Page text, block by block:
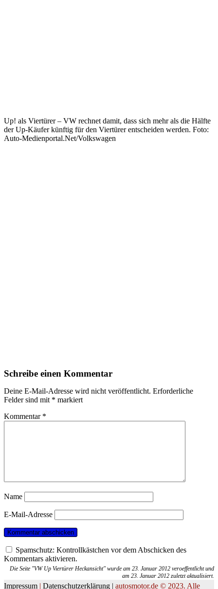
Up! als Viertürer – VW rechnet damit, dass sich mehr als die Hälfte
der Up-Käufer künftig für den Viertürer entscheiden werden. Foto:
Auto-Medienportal.Net/Volkswagen
Schreibe einen Kommentar
Deine E-Mail-Adresse wird nicht veröffentlicht. Erforderliche
Felder sind mit * markiert
Kommentar *
Name
E-Mail-Adresse
Spamschutz: Kontrollkästchen vor dem Abschicken des
Kommentars aktivieren.
Die Seite "VW Up Viertürer Heckansicht" wurde am 23. Januar 2012 veroeffentlicht und
am 23. Januar 2012 zuletzt aktualisiert.
Impressum | Datenschutzerklärung | autosmotor.de © 2023. Alle